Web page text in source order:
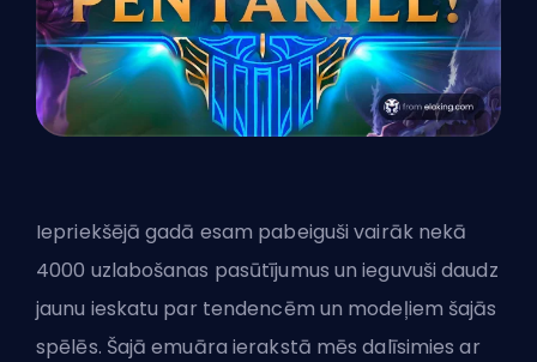
Iepriekšējā gadā esam pabeiguši vairāk nekā
4000 uzlabošanas pasūtījumus un ieguvuši daudz
jaunu ieskatu par tendencēm un modeļiem šajās
spēlēs. Šajā emuāra ierakstā mēs dalīsimies ar